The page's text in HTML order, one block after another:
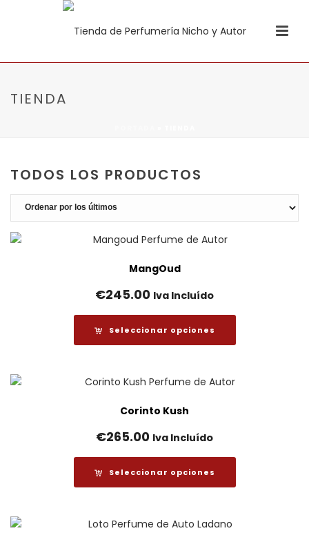
TIENDA
TODOS LOS PRODUCTOS
MangOud
€245.00 Iva Incluído
Seleccionar opciones
Corinto Kush
€265.00 Iva Incluído
Seleccionar opciones